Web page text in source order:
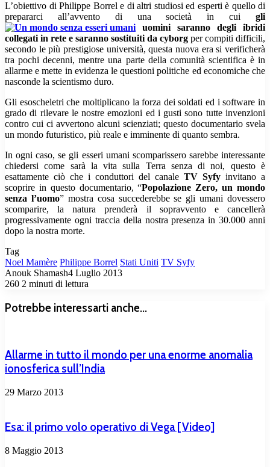
L’obiettivo di Philippe Borrel e di altri studiosi ed esperti è quello di
prepararci all’avvento di una società in cui gli
uomini saranno degli ibridi
collegati in rete e saranno sostituiti da cyborg per compiti difficili,
secondo le più prestigiose università, questa nuova era si verificherà
tra pochi decenni, mentre una parte della comunità scientifica è in
allarme e mette in evidenza le questioni politiche ed economiche che
nasconde la scientismo duro.
Gli esoscheletri che moltiplicano la forza dei soldati ed i software in
grado di rilevare le nostre emozioni ed i gusti sono tutte invenzioni
contro cui ci avvertono alcuni scienziati; questo documentario svela
un mondo futuristico, più reale e imminente di quanto sembra.
In ogni caso, se gli esseri umani scomparissero sarebbe interessante
chiedersi come sarà la vita sulla Terra senza di noi, questo è
esattamente ciò che i conduttori del canale TV Syfy invitano a
scoprire in questo documentario, “Popolazione Zero, un mondo
senza l’uomo” mostra cosa succederebbe se gli umani dovessero
scomparire, la natura prenderà il sopravvento e cancellerà
progressivamente ogni traccia della nostra presenza in 30.000 anni
dopo la nostra morte.
Tag
Noel Mamère Philippe Borrel Stati Uniti TV Syfy
Anouk Shamash4 Luglio 2013
260 2 minuti di lettura
Potrebbe interessarti anche...
Allarme in tutto il mondo per una enorme anomalia
ionosferica sull’India
29 Marzo 2013
Esa: il primo volo operativo di Vega [Video]
8 Maggio 2013